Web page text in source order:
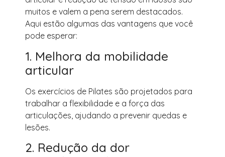
muitos e valem a pena serem destacados.
Aqui estão algumas das vantagens que você
pode esperar:
1. Melhora da mobilidade
articular
Os exercícios de Pilates são projetados para
trabalhar a flexibilidade e a força das
articulações, ajudando a prevenir quedas e
lesões.
2. Redução da dor